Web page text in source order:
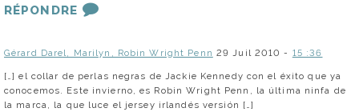
RÉPONDRE
Gérard Darel, Marilyn, Robin Wright Penn 29 Juil 2010 - 15 :36
[…] el collar de perlas negras de Jackie Kennedy con el éxito que ya
conocemos. Este invierno, es Robin Wright Penn, la última ninfa de
la marca, la que luce el jersey irlandés versión […]